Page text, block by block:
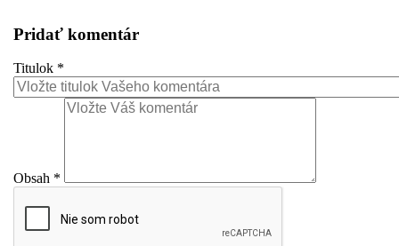
Pridať komentár
Titulok *
Obsah *